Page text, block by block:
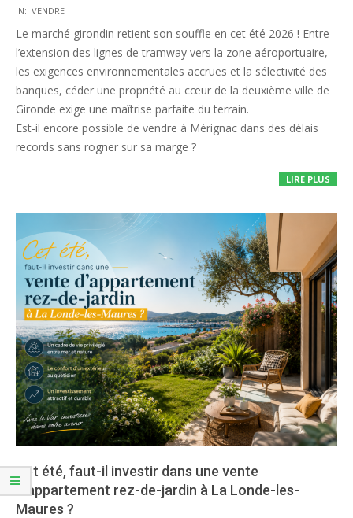
2026-
07-
23
IN: VENDRE
Le marché girondin retient son souffle en cet été 2026 ! Entre
l’extension des lignes de tramway vers la zone aéroportuaire,
les exigences environnementales accrues et la sélectivité des
banques, céder une propriété au cœur de la deuxième ville de
Gironde exige une maîtrise parfaite du terrain.
Est-il encore possible de vendre à Mérignac dans des délais
records sans rogner sur sa marge ?
LIRE PLUS
Cet été, faut-il investir dans une vente
d’appartement rez-de-jardin à La Londe-les-
Maures ?